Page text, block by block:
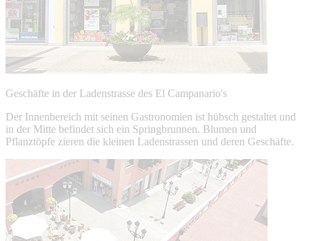
Geschäfte in der Ladenstrasse des El Campanario's
Der Innenbereich mit seinen Gastronomien ist hübsch gestaltet und
in der Mitte befindet sich ein Springbrunnen. Blumen und
Pflanztöpfe zieren die kleinen Ladenstrassen und deren Geschäfte.